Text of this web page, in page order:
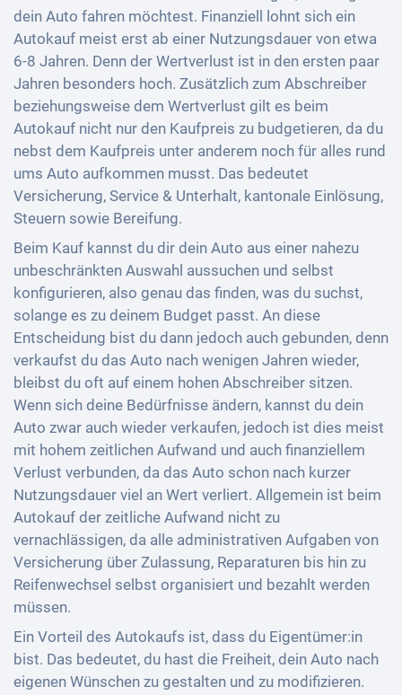
dein Auto fahren möchtest. Finanziell lohnt sich ein
Autokauf meist erst ab einer Nutzungsdauer von etwa
6-8 Jahren. Denn der Wertverlust ist in den ersten paar
Jahren besonders hoch. Zusätzlich zum Abschreiber
beziehungsweise dem Wertverlust gilt es beim
Autokauf nicht nur den Kaufpreis zu budgetieren, da du
nebst dem Kaufpreis unter anderem noch für alles rund
ums Auto aufkommen musst. Das bedeutet
Versicherung, Service & Unterhalt, kantonale Einlösung,
Steuern sowie Bereifung.
Beim Kauf kannst du dir dein Auto aus einer nahezu
unbeschränkten Auswahl aussuchen und selbst
konfigurieren, also genau das finden, was du suchst,
solange es zu deinem Budget passt. An diese
Entscheidung bist du dann jedoch auch gebunden, denn
verkaufst du das Auto nach wenigen Jahren wieder,
bleibst du oft auf einem hohen Abschreiber sitzen.
Wenn sich deine Bedürfnisse ändern, kannst du dein
Auto zwar auch wieder verkaufen, jedoch ist dies meist
mit hohem zeitlichen Aufwand und auch finanziellem
Verlust verbunden, da das Auto schon nach kurzer
Nutzungsdauer viel an Wert verliert. Allgemein ist beim
Autokauf der zeitliche Aufwand nicht zu
vernachlässigen, da alle administrativen Aufgaben von
Versicherung über Zulassung, Reparaturen bis hin zu
Reifenwechsel selbst organisiert und bezahlt werden
müssen.
Ein Vorteil des Autokaufs ist, dass du Eigentümer:in
bist. Das bedeutet, du hast die Freiheit, dein Auto nach
eigenen Wünschen zu gestalten und zu modifizieren.